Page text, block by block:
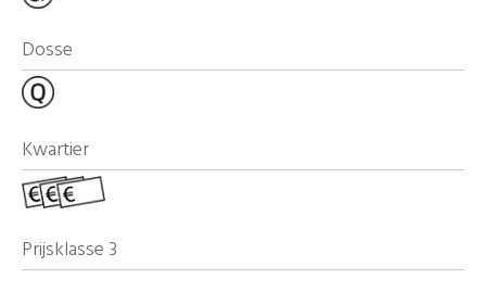
Dosse
Kwartier
Prijsklasse 3